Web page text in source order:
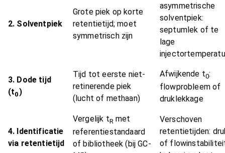
2. Solventpiek
Grote piek op korte
retentietijd; moet
symmetrisch zijn
asymmetrische
solventpiek:
septumlek of te
lage
3. Dode tijd
(t0)
Tijd tot eerste niet-
retinerende piek
(lucht of methaan)
Afwijkende t0:
flowprobleem of
druklekkage
4. Identificatie
via retentietijd
Vergelijk tR met
referentiestandaard
of bibliotheek (bij GC-
Verschoven
retentietijden:
of